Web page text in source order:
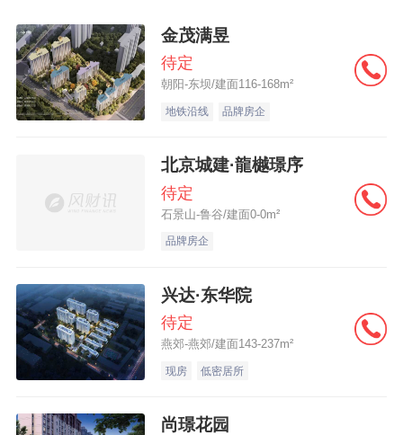
刘先生有意在望京区域购买二手房，最近看
房的过程中，不仅价格的上涨让他感到压力
山大，中介费随之水涨船高，也成为一项沉
重的负担。“现在一套房子动辄二三百万，中
介费按照2.7%收取，就是六七万元。”
总额100万的房源，中介费就是2.7万元，总
倍，为8.1万元。有购房者表示疑惑，不管房
屋的价格如何，中介提供的服务并没有多大
区别，为什么收费相差这么大呢？通州某门
店的一位二手房中介对记者表示：“这个确实
有些不合理，像我们门店是在郊区，房源总
金茂满昱
待定
朝阳-东坝/建面116-168m²
地铁沿线 品牌房企
北京城建·龍樾璟序
待定
石景山-鲁谷/建面0-0m²
品牌房企
兴达·东华院
待定
燕郊-燕郊/建面143-237m²
现房 低密居所
尚璟花园